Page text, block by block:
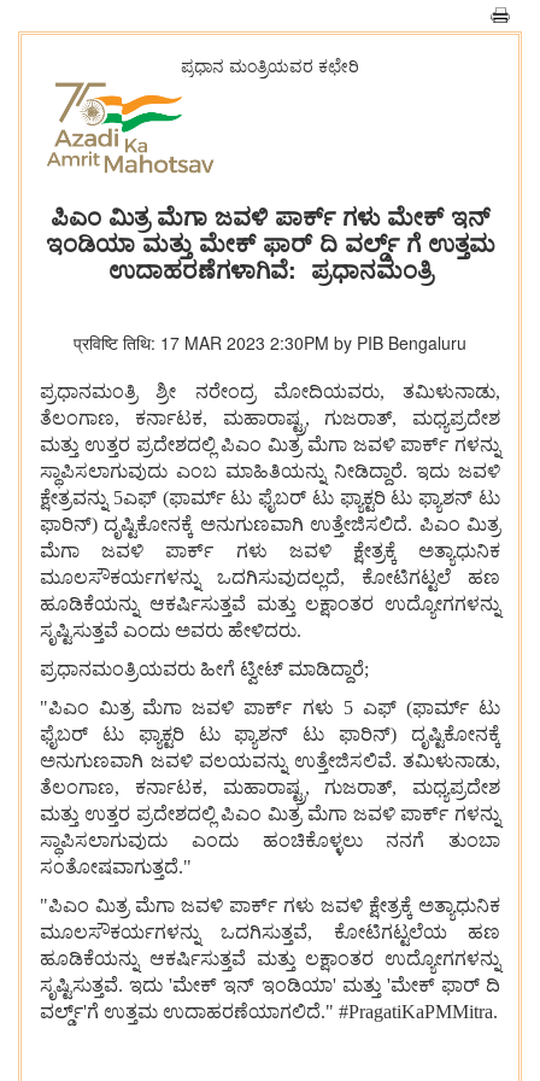
ಪ್ರಧಾನ ಮಂತ್ರಿಯವರ ಕಛೇರಿ
ಪಿಎಂ ಮಿತ್ರ ಮೆಗಾ ಜವಳಿ ಪಾರ್ಕ್ ಗಳು ಮೇಕ್ ಇನ್
ಇಂಡಿಯಾ ಮತ್ತು ಮೇಕ್ ಫಾರ್ ದಿ ವರ್ಲ್ಡ್ ಗೆ ಉತ್ತಮ
ಉದಾಹರಣೆಗಳಾಗಿವೆ: ಪ್ರಧಾನಮಂತ್ರಿ
प्रविष्टि तिथि: 17 MAR 2023 2:30PM by PIB Bengaluru
ಪ್ರಧಾನಮಂತ್ರಿ ಶ್ರೀ ನರೇಂದ್ರ ಮೋದಿಯವರು, ತಮಿಳುನಾಡು,
ತೆಲಂಗಾಣ, ಕರ್ನಾಟಕ, ಮಹಾರಾಷ್ಟ್ರ, ಗುಜರಾತ್, ಮಧ್ಯಪ್ರದೇಶ
ಮತ್ತು ಉತ್ತರ ಪ್ರದೇಶದಲ್ಲಿ ಪಿಎಂ ಮಿತ್ರ ಮೆಗಾ ಜವಳಿ ಪಾರ್ಕ್ ಗಳನ್ನು
ಸ್ಥಾಪಿಸಲಾಗುವುದು ಎಂಬ ಮಾಹಿತಿಯನ್ನು ನೀಡಿದ್ದಾರೆ. ಇದು ಜವಳಿ
ಕ್ಷೇತ್ರವನ್ನು 5ಎಫ್ (ಫಾರ್ಮ್ ಟು ಫೈಬರ್ ಟು ಫ್ಯಾಕ್ಟರಿ ಟು ಫ್ಯಾಶನ್ ಟು
ಫಾರಿನ್) ದೃಷ್ಟಿಕೋನಕ್ಕೆ ಅನುಗುಣವಾಗಿ ಉತ್ತೇಜಿಸಲಿದೆ. ಪಿಎಂ ಮಿತ್ರ
ಮೆಗಾ ಜವಳಿ ಪಾರ್ಕ್ ಗಳು ಜವಳಿ ಕ್ಷೇತ್ರಕ್ಕೆ ಅತ್ಯಾಧುನಿಕ
ಮೂಲಸೌಕರ್ಯಗಳನ್ನು ಒದಗಿಸುವುದಲ್ಲದೆ, ಕೋಟಿಗಟ್ಟಲೆ ಹಣ
ಹೂಡಿಕೆಯನ್ನು ಆಕರ್ಷಿಸುತ್ತವೆ ಮತ್ತು ಲಕ್ಷಾಂತರ ಉದ್ಯೋಗಗಳನ್ನು
ಸೃಷ್ಟಿಸುತ್ತವೆ ಎಂದು ಅವರು ಹೇಳಿದರು.
ಪ್ರಧಾನಮಂತ್ರಿಯವರು ಹೀಗೆ ಟ್ವೀಟ್ ಮಾಡಿದ್ದಾರೆ;
"ಪಿಎಂ ಮಿತ್ರ ಮೆಗಾ ಜವಳಿ ಪಾರ್ಕ್ ಗಳು 5 ಎಫ್ (ಫಾರ್ಮ್ ಟು
ಫೈಬರ್ ಟು ಫ್ಯಾಕ್ಟರಿ ಟು ಫ್ಯಾಶನ್ ಟು ಫಾರಿನ್) ದೃಷ್ಟಿಕೋನಕ್ಕೆ
ಅನುಗುಣವಾಗಿ ಜವಳಿ ವಲಯವನ್ನು ಉತ್ತೇಜಿಸಲಿವೆ. ತಮಿಳುನಾಡು,
ತೆಲಂಗಾಣ, ಕರ್ನಾಟಕ, ಮಹಾರಾಷ್ಟ್ರ, ಗುಜರಾತ್, ಮಧ್ಯಪ್ರದೇಶ
ಮತ್ತು ಉತ್ತರ ಪ್ರದೇಶದಲ್ಲಿ ಪಿಎಂ ಮಿತ್ರ ಮೆಗಾ ಜವಳಿ ಪಾರ್ಕ್ ಗಳನ್ನು
ಸ್ಥಾಪಿಸಲಾಗುವುದು ಎಂದು ಹಂಚಿಕೊಳ್ಳಲು ನನಗೆ ತುಂಬಾ
ಸಂತೋಷವಾಗುತ್ತದೆ."
"ಪಿಎಂ ಮಿತ್ರ ಮೆಗಾ ಜವಳಿ ಪಾರ್ಕ್ ಗಳು ಜವಳಿ ಕ್ಷೇತ್ರಕ್ಕೆ ಅತ್ಯಾಧುನಿಕ
ಮೂಲಸೌಕರ್ಯಗಳನ್ನು ಒದಗಿಸುತ್ತವೆ, ಕೋಟಿಗಟ್ಟಲೆಯ ಹಣ
ಹೂಡಿಕೆಯನ್ನು ಆಕರ್ಷಿಸುತ್ತವೆ ಮತ್ತು ಲಕ್ಷಾಂತರ ಉದ್ಯೋಗಗಳನ್ನು
ಸೃಷ್ಟಿಸುತ್ತವೆ. ಇದು 'ಮೇಕ್ ಇನ್ ಇಂಡಿಯಾ' ಮತ್ತು 'ಮೇಕ್ ಫಾರ್ ದಿ
ವರ್ಲ್ಡ್'ಗೆ ಉತ್ತಮ ಉದಾಹರಣೆಯಾಗಲಿದೆ." #PragatiKaPMMitra.